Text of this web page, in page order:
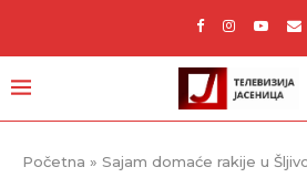
Početna » Sajam domaće rakije u